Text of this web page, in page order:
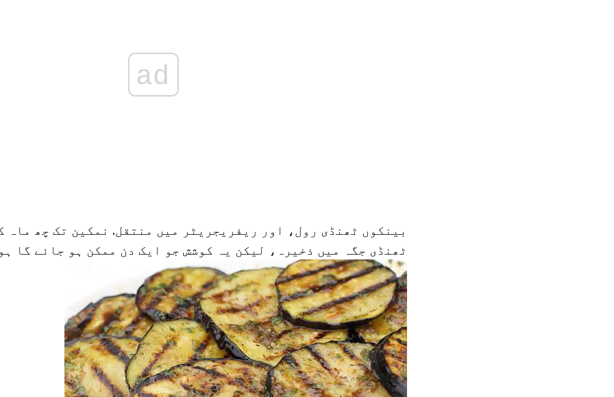
ad
بینکوں ٹھنڈی رول، اور ریفریجریٹر میں منتقل. نمکین تک چھ ماہ
ٹھنڈی جگہ میں ذخیرہ، لیکن یہ کوشش جو ایک دن ممکن ہو جائے گا